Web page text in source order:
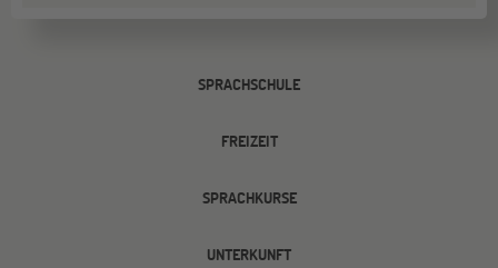
SPRACHSCHULE
FREIZEIT
SPRACHKURSE
UNTERKUNFT